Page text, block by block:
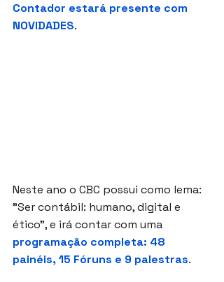
Contador estará presente com
NOVIDADES.
Neste ano o CBC possui como lema:
"Ser contábil: humano, digital e
ético", e irá contar com uma
programação completa: 48
painéis, 15 Fóruns e 9 palestras.